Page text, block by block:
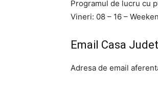
Programul de lucru cu
Vineri: 08 – 16 –
Email Casa
Adresa de email